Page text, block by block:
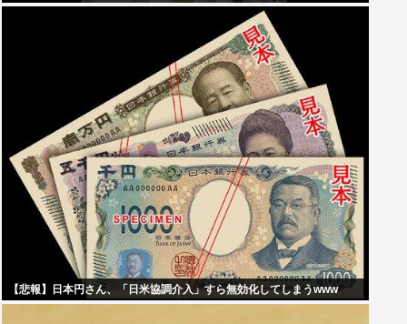
【悲報】日本円さん、「日米協調介入」すら無効化してしまうwww